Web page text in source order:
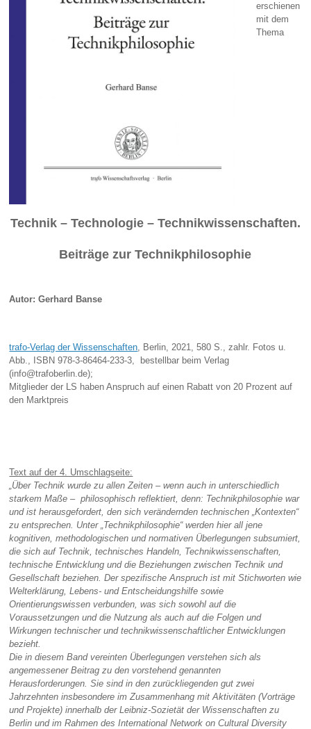
erschienen
mit dem
Thema
Technik – Technologie – Technikwissenschaften.
Beiträge zur Technikphilosophie
Autor: Gerhard Banse
trafo-Verlag der Wissenschaften, Berlin, 2021, 580 S., zahlr. Fotos u.
Abb., ISBN 978-3-86464-233-3,
bestellbar beim Verlag
(info@trafoberlin.de);
Mitglieder der LS haben Anspruch auf einen Rabatt von 20 Prozent auf
den Marktpreis
Text auf der 4. Umschlagseite:
„Über Technik wurde zu allen Zeiten – wenn auch in unterschiedlich
starkem Maße –philosophisch reflektiert, denn: Technikphilosophie war
und ist herausgefordert, den sichverändernden technischen „Kontexten“
zu entsprechen. Unter „Technikphilosophie“ werdenhier all jene
kognitiven, methodologischen und normativen Überlegungen subsumiert,
die sichauf Technik, technisches Handeln, Technikwissenschaften,
technische Entwicklung und dieBeziehungen zwischen Technik und
Gesellschaft beziehen. Der spezifische Anspruch ist mitStichworten wie
Welterklärung, Lebens- und Entscheidungshilfe sowie
Orientierungswissenverbunden, was sich sowohl auf die
Voraussetzungen und die Nutzung als auch auf die Folgenund
Wirkungen technischer und technikwissenschaftlicher Entwicklungen
bezieht.
Die in diesem Band vereinten Überlegungen verstehen sich als
angemessener Beitrag zuden vorstehend genannten
Herausforderungen. Sie sind in den zurückliegenden gut zwei
Jahrzehnten insbesondere im Zusammenhang mit Aktivitäten (Vorträge
und Projekte)innerhalb der Leibniz-Sozietät der Wissenschaften zu
Berlin und im Rahmen des InternationalNetwork on Cultural Diversity